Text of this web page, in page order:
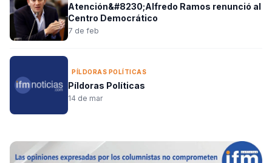
Atención&#8230;Alfredo Ramos renunció al
Centro Democrático
7 de feb
PÍLDORAS POLÍTICAS
Píldoras Políticas
14 de mar